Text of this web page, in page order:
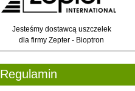
Jesteśmy dostawcą uszczelek
dla firmy Zepter - Bioptron
Regulamin